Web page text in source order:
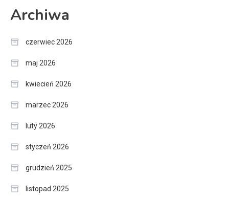
Archiwa
czerwiec 2026
maj 2026
kwiecień 2026
marzec 2026
luty 2026
styczeń 2026
grudzień 2025
listopad 2025